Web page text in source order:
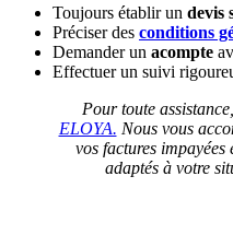
Toujours établir un devis
Préciser des conditions
Demander un acompte
Effectuer un suivi
Pour toute
ELOYA. Nous vous
vos factures impayées
adaptés à votre